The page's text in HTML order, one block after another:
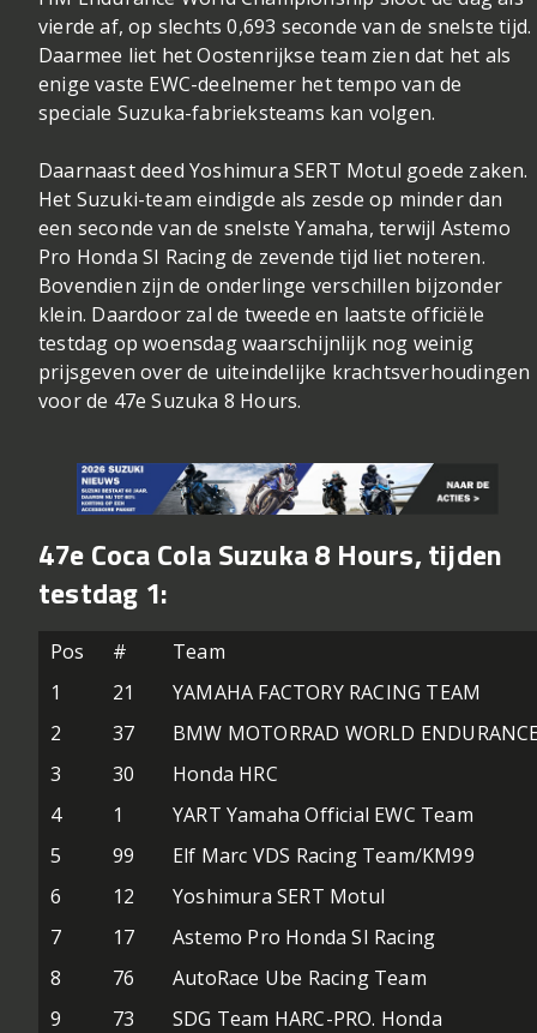
vierde af, op slechts 0,693 seconde van de snelste tijd.
Daarmee liet het Oostenrijkse team zien dat het als
enige vaste EWC-deelnemer het tempo van de
speciale Suzuka-fabrieksteams kan volgen.
Daarnaast deed Yoshimura SERT Motul goede zaken.
Het Suzuki-team eindigde als zesde op minder dan
een seconde van de snelste Yamaha, terwijl Astemo
Pro Honda SI Racing de zevende tijd liet noteren.
Bovendien zijn de onderlinge verschillen bijzonder
klein. Daardoor zal de tweede en laatste officiële
testdag op woensdag waarschijnlijk nog weinig
prijsgeven over de uiteindelijke krachtsverhoudingen
voor de 47e Suzuka 8 Hours.
47e Coca Cola Suzuka 8 Hours, tijden
testdag 1:
Pos #
Team
1
21
YAMAHA FACTORY RACING TEAM
2
37
BMW MOTORRAD WORLD
3
30
Honda HRC
4
1
YART Yamaha Official EWC Team
5
99
Elf Marc VDS Racing Team/KM99
6
12
Yoshimura SERT Motul
7
17
Astemo Pro Honda SI Racing
8
76
AutoRace Ube Racing Team
9
73
SDG Team HARC-PRO. Honda